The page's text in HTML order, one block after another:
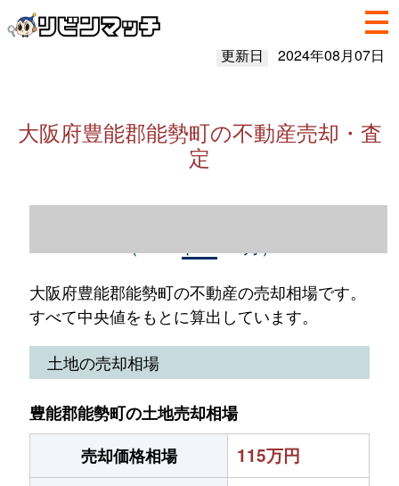
更新日 2024年08月07日
大阪府豊能郡能勢町の不動産売却・査
定
大阪府豊能郡能勢町の不動産の売却相場です。
すべて中央値をもとに算出しています。
土地の売却相場
豊能郡能勢町の土地売却相場
売却価格相場
115万円